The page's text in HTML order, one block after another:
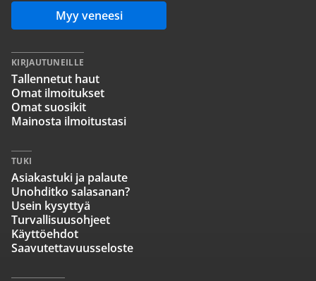
Myy veneesi
KIRJAUTUNEILLE
Tallennetut haut
Omat ilmoitukset
Omat suosikit
Mainosta ilmoitustasi
TUKI
Asiakastuki ja palaute
Unohditko salasanan?
Usein kysyttyä
Turvallisuusohjeet
Käyttöehdot
Saavutettavuusseloste